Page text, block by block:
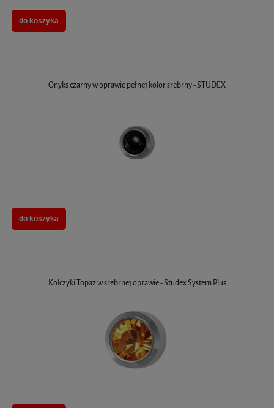
do koszyka
Onyks czarny w oprawie pełnej kolor srebrny - STUDEX
do koszyka
Kolczyki Topaz w srebrnej oprawie - Studex System Plus